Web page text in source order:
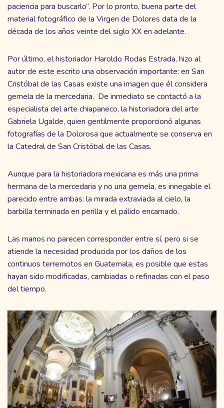
paciencia para buscarlo”. Por lo pronto, buena parte del
material fotográfico de la Virgen de Dolores data de la
década de los años veinte del siglo XX en adelante.
Por último, el historiador Haroldo Rodas Estrada, hizo al
autor de este escrito una observación importante: en San
Cristóbal de las Casas existe una imagen que él considera
gemela de la mercedaria. De inmediato se contactó a la
especialista del arte chiapaneco, la historiadora del arte
Gabriela Ugalde, quien gentilmente proporcionó algunas
fotografías de la Dolorosa que actualmente se conserva en
la Catedral de San Cristóbal de las Casas.
Aunque para la historiadora mexicana es más una prima
hermana de la mercedaria y no una gemela, es innegable el
parecido entre ambas: la mirada extraviada al cielo, la
barbilla terminada en perilla y el pálido encarnado.
Las manos no parecen corresponder entre sí, pero si se
atiende la necesidad producida por los daños de los
continuos terremotos en Guatemala, es posible que estas
hayan sido modificadas, cambiadas o refinadas con el paso
del tiempo.